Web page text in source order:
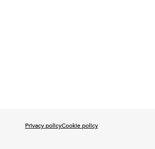
Privacy policyCookie policy